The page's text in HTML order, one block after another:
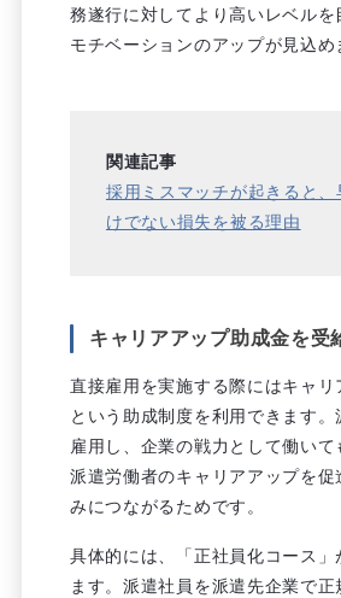
務遂行に対してより高いレベルを
モチベーションのアップが見込め
関連記事
採用ミスマッチが起きると、
けでない損失を被る理由
キャリアアップ助成金を受
直接雇用を実施する際にはキャリ
という助成制度を利用できます
雇用し、企業の戦力として働いて
派遣労働者のキャリアアップを促
みにつながるためです。
具体的には、「正社員化コース」
ます。派遣社員を派遣先企業で正